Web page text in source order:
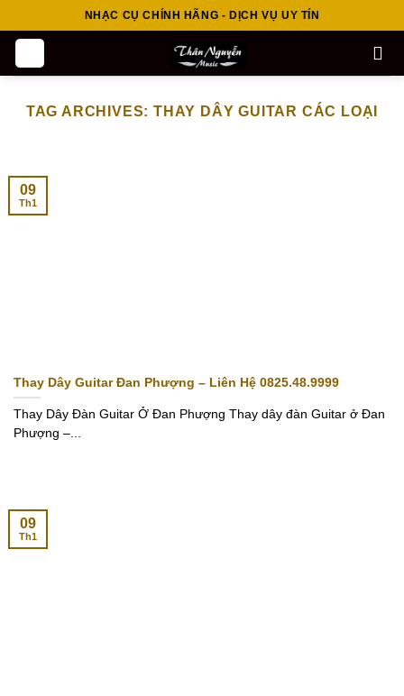
to
NHẠC CỤ CHÍNH HÃNG - DỊCH VỤ UY TÍN
TAG ARCHIVES: THAY DÂY GUITAR CÁC LOẠI
Thay Dây Guitar Đan Phượng – Liên Hệ 0825.48.9999
Thay Dây Đàn Guitar Ở Đan Phượng Thay dây đàn Guitar ở Đan
Phượng –...
09
Th1
09
Th1